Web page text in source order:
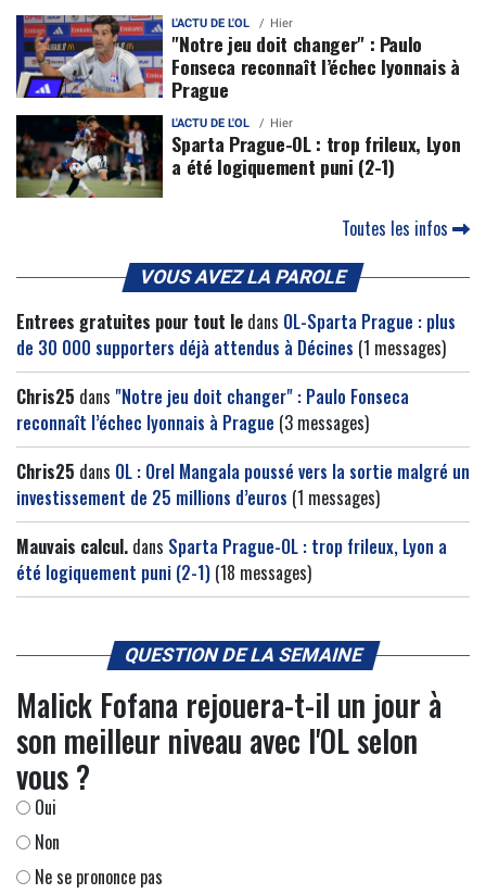
L'ACTU DE L'OL Hier
"Notre jeu doit changer" : Paulo
Fonseca reconnaît l’échec lyonnais à
Prague
L'ACTU DE L'OL Hier
Sparta Prague-OL : trop frileux, Lyon
a été logiquement puni (2-1)
Toutes les infos
VOUS AVEZ LA PAROLE
Entrees gratuites pour tout le dans OL-Sparta Prague : plus
de 30 000 supporters déjà attendus à Décines (1 messages)
Chris25 dans "Notre jeu doit changer" : Paulo Fonseca
reconnaît l’échec lyonnais à Prague (3 messages)
Chris25 dans OL : Orel Mangala poussé vers la sortie malgré un
investissement de 25 millions d’euros (1 messages)
Mauvais calcul. dans Sparta Prague-OL : trop frileux, Lyon a
été logiquement puni (2-1) (18 messages)
QUESTION DE LA SEMAINE
Malick Fofana rejouera-t-il un jour à
son meilleur niveau avec l'OL selon
vous ?
Oui
Non
Ne se prononce pas